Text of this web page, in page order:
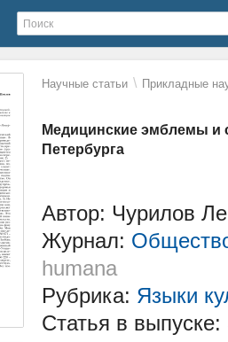
Научные статьи \ Прикладные
Медицинские эмблемы и
Петербурга
Автор: Чурилов
Журнал:
humana
Рубрика: Языки
Статья в выпуске: